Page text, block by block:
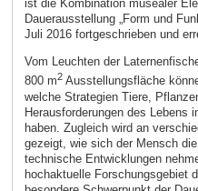
ist die Kombination musealer
Dauerausstellung „Form und
Juli 2016 fortgeschrieben und
Vom Leuchten der
800 m2Ausstellungsfläche
welche Strategien Tiere,
Herausforderungen des Lebens
haben. Zugleich wird an
gezeigt, wie sich der Mensch
technische Entwicklungen
hochaktuelle Forschungsgebiet